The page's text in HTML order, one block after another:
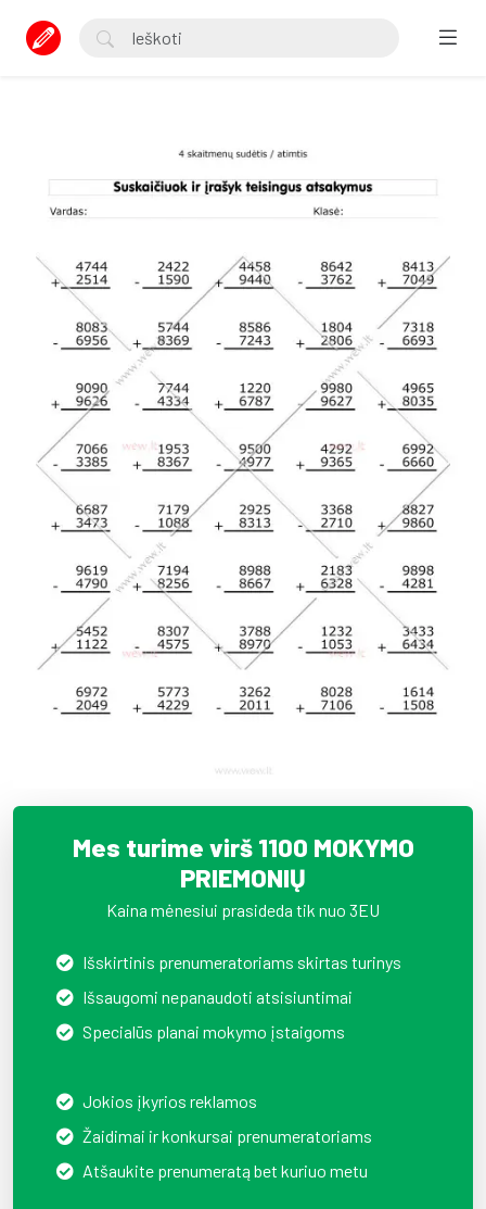
Mes turime virš 1100 MOKYMO
PRIEMONIŲ
Kaina mėnesiui prasideda tik nuo 3EU
Išskirtinis prenumeratoriams skirtas turinys
Išsaugomi nepanaudoti atsisiuntimai
Specialūs planai mokymo įstaigoms
Jokios įkyrios reklamos
Žaidimai ir konkursai prenumeratoriams
Atšaukite prenumeratą bet kuriuo metu